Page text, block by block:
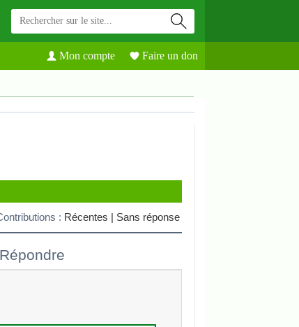
Mon compte Faire un don
: Récentes | Sans réponse
Répondre